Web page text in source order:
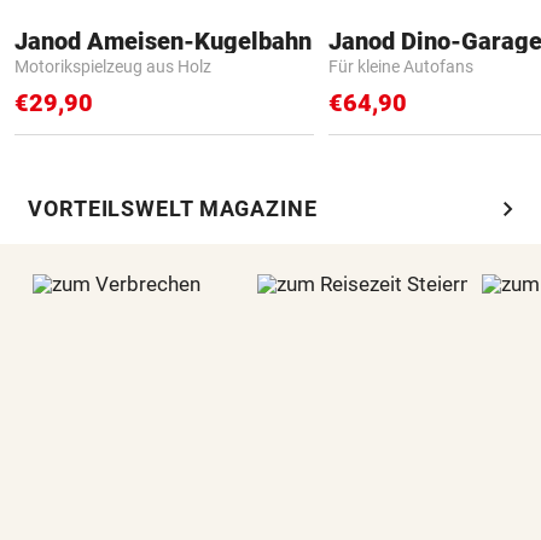
Janod Ameisen-Kugelbahn
Motorikspielzeug aus Holz
€29,90
Janod Dino-Garage
Für kleine Autofans
€64,90
VORTEILSWELT MAGAZINE chevron_right